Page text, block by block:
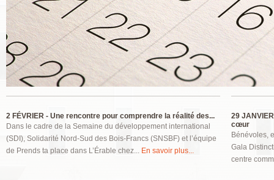
2 FÉVRIER - Une rencontre pour comprendre la réalité des...
Dans le cadre de la Semaine du développement international
(SDI), Solidarité Nord-Sud des Bois-Francs (SNSBF) et l’équipe
de Prends ta place dans L’Érable chez... En savoir plus...
29
cœur
Bénévoles,
Gala
centre
Pages